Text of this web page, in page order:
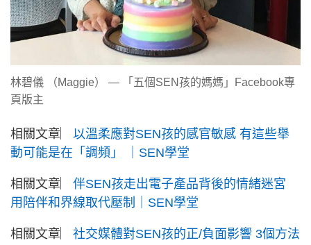
林碧儀 （Maggie） — 「五個SEN孩的媽媽」Facebook專
頁版主
相關文章︳ 以溫柔應對SEN孩的感官敏感 有這些舉
動可能是在「調頻」 ｜SEN學堂
相關文章︳ 伴SEN孩走出電子產品背後的情緒迷宮
用陪伴和界線取代壓制｜SEN學堂
相關文章︳ 社交媒體對SEN孩的正/負面影響 3個方法